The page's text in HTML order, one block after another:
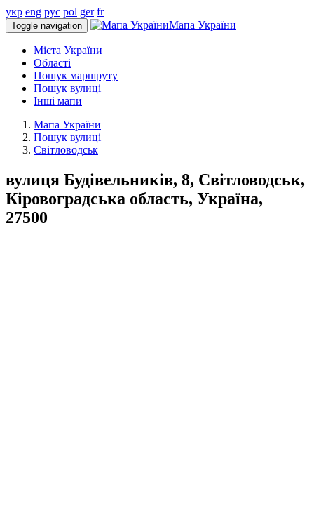
укр eng рус pol ger fr
Toggle navigation Мапа України
Міста України
Області
Пошук маршруту
Пошук вулиці
Інші мапи
Мапа України
Пошук вулиці
Світловодськ
вулиця Будівельників, 8, Світловодськ,
Кіровоградська область, Україна,
27500